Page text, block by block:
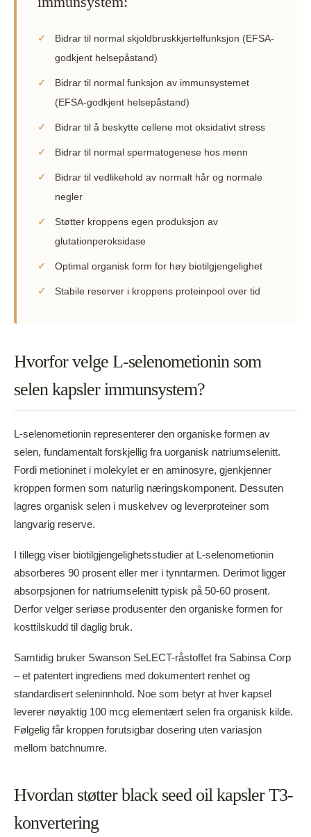
✓
Bidrar til normal skjoldbruskkjertelfunksjon (EFSA-
godkjent helsepåstand)
✓
Bidrar til normal funksjon av immunsystemet
(EFSA-godkjent helsepåstand)
✓ Bidrar til å beskytte cellene mot oksidativt stress
✓ Bidrar til normal spermatogenese hos menn
✓
Bidrar til vedlikehold av normalt hår og normale
negler
✓
Støtter kroppens egen produksjon av
glutationperoksidase
✓ Optimal organisk form for høy biotilgjengelighet
✓ Stabile reserver i kroppens proteinpool over tid
Hvorfor velge L-selenometionin som
selen kapsler immunsystem?
L-selenometionin representerer den organiske formen av
selen, fundamentalt forskjellig fra uorganisk natriumselenitt.
Fordi metioninet i molekylet er en aminosyre, gjenkjenner
kroppen formen som naturlig næringskomponent. Dessuten
lagres organisk selen i muskelvev og leverproteiner som
langvarig reserve.
I tillegg viser biotilgjengelighetsstudier at L-selenometionin
absorberes 90 prosent eller mer i tynntarmen. Derimot ligger
absorpsjonen for natriumselenitt typisk på 50-60 prosent.
Derfor velger seriøse produsenter den organiske formen for
kosttilskudd til daglig bruk.
Samtidig bruker Swanson SeLECT-råstoffet fra Sabinsa Corp
– et patentert ingrediens med dokumentert renhet og
standardisert seleninnhold. Noe som betyr at hver kapsel
leverer nøyaktig 100 mcg elementært selen fra organisk kilde.
Følgelig får kroppen forutsigbar dosering uten variasjon
mellom batchnumre.
Hvordan støtter black seed oil kapsler T3-
konvertering